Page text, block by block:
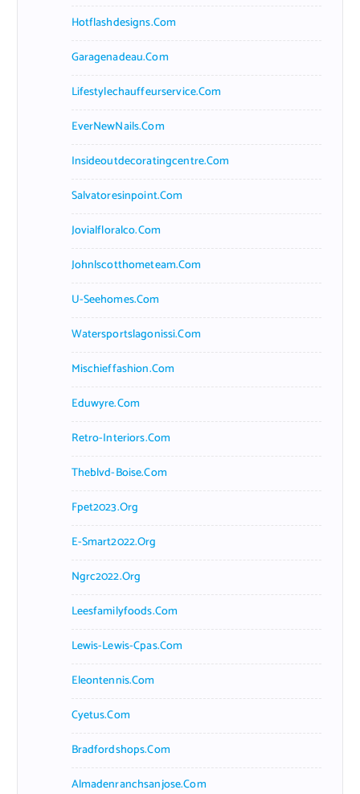
Hotflashdesigns.com
Garagenadeau.com
Lifestylechauffeurservice.com
EverNewNails.com
Insideoutdecoratingcentre.com
Salvatoresinpoint.com
Jovialfloralco.com
Johnlscotthometeam.com
U-Seehomes.com
Watersportslagonissi.com
Mischieffashion.com
Eduwyre.com
Retro-Interiors.com
Theblvd-Boise.com
Fpet2023.org
E-Smart2022.org
Ngrc2022.org
Leesfamilyfoods.com
Lewis-Lewis-Cpas.com
Eleontennis.com
Cyetus.com
Bradfordshops.com
Almadenranchsanjose.com